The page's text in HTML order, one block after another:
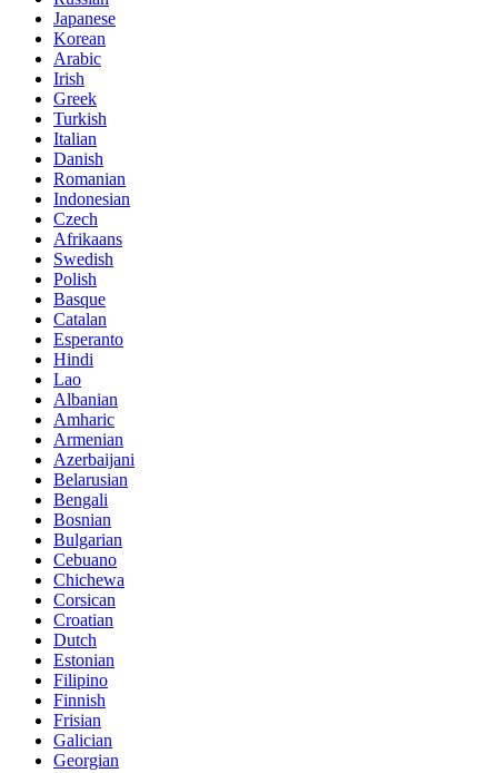
Japanese
Korean
Arabic
Irish
Greek
Turkish
Italian
Danish
Romanian
Indonesian
Czech
Afrikaans
Swedish
Polish
Basque
Catalan
Esperanto
Hindi
Lao
Albanian
Amharic
Armenian
Azerbaijani
Belarusian
Bengali
Bosnian
Bulgarian
Cebuano
Chichewa
Corsican
Croatian
Dutch
Estonian
Filipino
Finnish
Frisian
Galician
Georgian